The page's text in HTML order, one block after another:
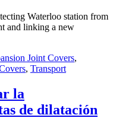
Waterloo station from
and linking a new
Joint Covers,
, Transport
la
de dilatación